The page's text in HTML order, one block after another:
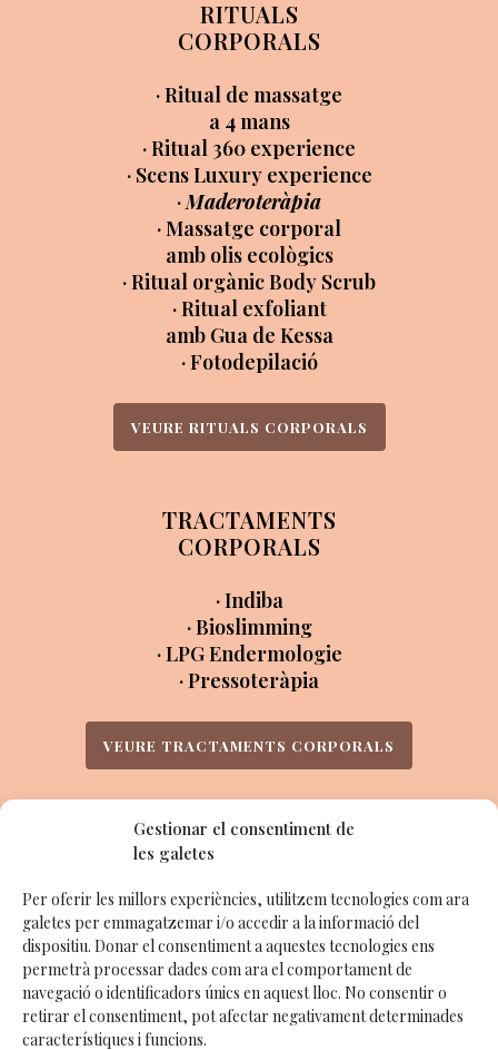
Gestionar el consentiment de
les galetes
Per oferir les millors experiències, utilitzem tecnologies com ara
galetes per emmagatzemar i/o accedir a la informació del
dispositiu. Donar el consentiment a aquestes tecnologies ens
permetrà processar dades com ara el comportament de
navegació o identificadors únics en aquest lloc. No consentir o
retirar el consentiment, pot afectar negativament determinades
característiques i funcions.
RITUALS
CORPORALS
· Ritual de massatge
a 4 mans
· Ritual 360 experience
· Scens Luxury experience
·Maderoteràpia
· Massatge corporal
amb olis ecològics
· Ritual orgànic Body Scrub
· Ritual exfoliant
amb Gua de Kessa
· Fotodepilació
VEURE RITUALS CORPORALS
TRACTAMENTS
CORPORALS
· Indiba
· Bioslimming
· LPG Endermologie
· Pressoteràpia
VEURE TRACTAMENTS CORPORALS
MANS I PEUS
· Manicures
· Pedicures
VEURE MANICURES I PEDICURES